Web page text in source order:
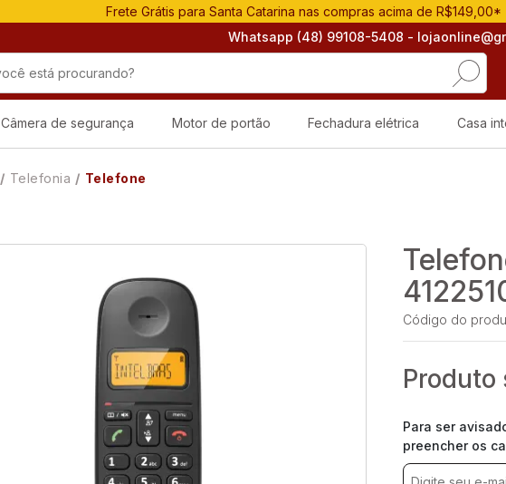
Frete Grátis para Santa Catarina nas compras acima de R$149,00*
Whatsapp (48) 99108-5408 -
Câmera de segurança Motor de portão Fechadura elétrica Casa
Telefonia Telefone
Código do
Produto
Para ser
preencher os